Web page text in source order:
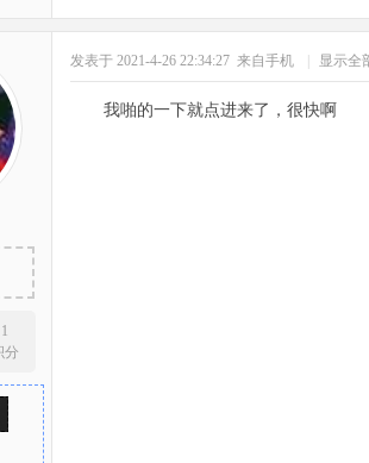
1
分
发表于 2021-4-26 22:34:27 来自手机 显示全
我啪的一下就点进来了，很快啊